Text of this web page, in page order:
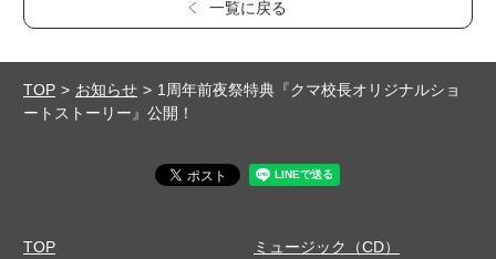
一覧に戻る
TOP お知らせ
1周年前夜祭特典『クマ校長オリジナルショ
ートストーリー』公開！
TOP
ミュージック（CD）